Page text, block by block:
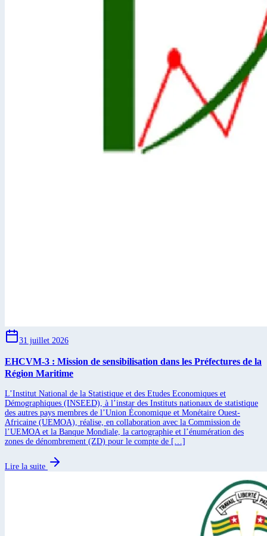
31 juillet 2026
EHCVM-3 : Mission de sensibilisation dans les Préfectures de la
Région Maritime
L’Institut National de la Statistique et des Etudes Economiques et
Démographiques (INSEED), à l’instar des Instituts nationaux de statistique
des autres pays membres de l’Union Économique et Monétaire Ouest-
Africaine (UEMOA), réalise, en collaboration avec la Commission de
l’UEMOA et la Banque Mondiale, la cartographie et l’énumération des
zones de dénombrement (ZD) pour le compte de […]
Lire la suite